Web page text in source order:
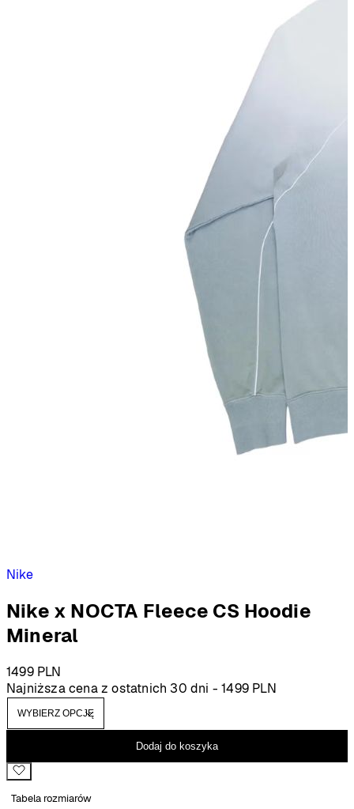
Nike
Nike x NOCTA Fleece CS Hoodie
Mineral
1499 PLN
Najniższa cena z ostatnich 30 dni -1499 PLN
Dodaj do koszyka
Tabela rozmiarów